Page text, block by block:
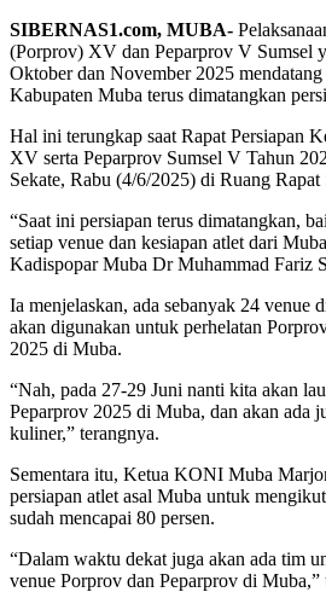
SIBERNAS1.com, MUBA-
(Porprov) XV dan Peparprov V Sumsel
Oktober dan November 2025
Kabupaten Muba terus dimatangkan
Hal ini terungkap saat Rapat Persiapan
XV serta Peparprov Sumsel V Tahun
Sekate, Rabu (4/6/2025) di Ruang Rapat
“Saat ini persiapan terus dimatangkan,
setiap venue dan kesiapan atlet dari
Kadispopar Muba Dr Muhammad Fariz
Ia menjelaskan, ada sebanyak 24 venue
akan digunakan untuk perhelatan
2025 di Muba.
“Nah, pada 27-29 Juni nanti kita akan
Peparprov 2025 di Muba, dan akan ada
kuliner,” terangnya.
Sementara itu, Ketua KONI Muba
persiapan atlet asal Muba untuk
sudah mencapai 80 persen.
“Dalam waktu dekat juga akan ada tim
venue Porprov dan Peparprov di Muba,”